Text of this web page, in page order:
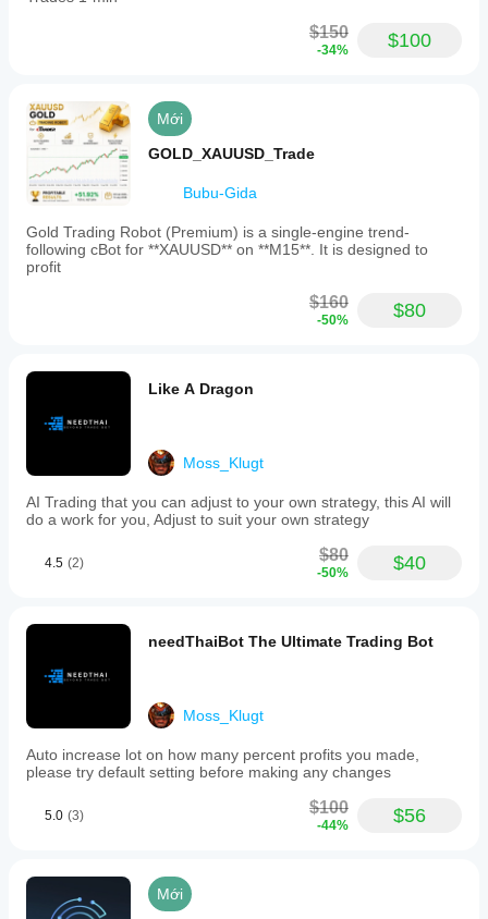
$150
-34% $100
Mới
GOLD_XAUUSD_Trade
Bubu-Gida
Gold Trading Robot (Premium) is a single-engine trend-
following cBot for **XAUUSD** on **M15**. It is designed to
profit
$160
-50% $80
Like A Dragon
Moss_Klugt
AI Trading that you can adjust to your own strategy, this AI will
do a work for you, Adjust to suit your own strategy
4.5 (2) $80
-50% $40
needThaiBot The Ultimate Trading Bot
Moss_Klugt
Auto increase lot on how many percent profits you made,
please try default setting before making any changes
5.0 (3) $100
-44% $56
Mới